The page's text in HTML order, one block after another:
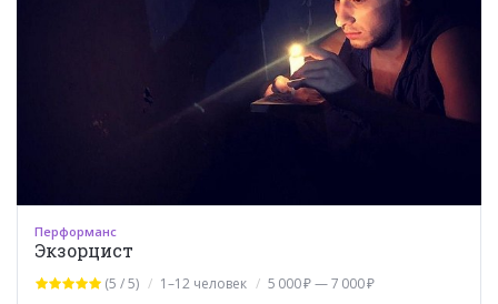
Перформанс
Экзорцист
(5 / 5) 1–12 человек
5 000 ₽ — 7 000 ₽